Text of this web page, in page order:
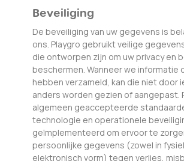
Beveiliging
De beveiliging van uw gegevens is
ons. Playgro gebruikt veilige
die ontworpen zijn om uw privacy en
beschermen. Wanneer we informatie
hebben verzameld, kan die niet door
anders worden gezien of aangepast.
algemeen geaccepteerde
technologie en operationele
geïmplementeerd om ervoor te
persoonlijke gegevens (zowel in
elektronisch vorm) tegen verlies,